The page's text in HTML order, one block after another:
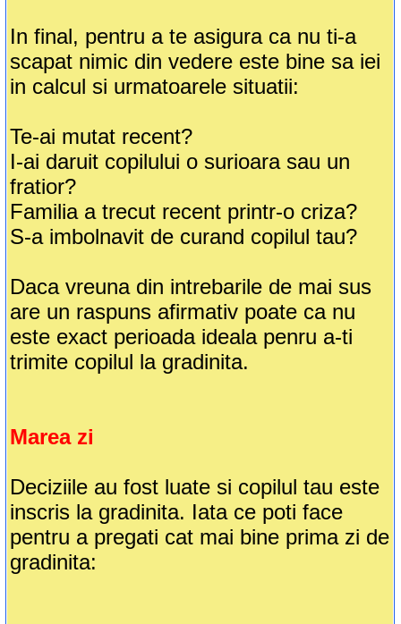
In final, pentru a te asigura ca nu ti-a
scapat nimic din vedere este bine sa iei
in calcul si urmatoarele situatii:
Te-ai mutat recent?
I-ai daruit copilului o surioara sau un
fratior?
Familia a trecut recent printr-o criza?
S-a imbolnavit de curand copilul tau?
Daca vreuna din intrebarile de mai sus
are un raspuns afirmativ poate ca nu
este exact perioada ideala penru a-ti
trimite copilul la gradinita.
Marea zi
Deciziile au fost luate si copilul tau este
inscris la gradinita. Iata ce poti face
pentru a pregati cat mai bine prima zi de
gradinita: